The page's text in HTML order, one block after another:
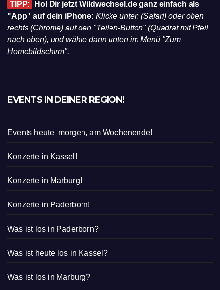
TIPP:
Hol Dir jetzt Wildwechsel.de ganz einfach als
"App" auf dein iPhone: Klicke unten (Safari) oder oben
rechts (Chrome) auf den "Teilen-Button" (Quadrat mit Pfeil
nach oben), und wähle dann unten im Menü "Zum
Homebildschirm".
EVENTS IN DEINER REGION!
Events heute, morgen, am Wochenende!
Konzerte in Kassel!
Konzerte in Marburg!
Konzerte in Paderborn!
Was ist los in Paderborn?
Was ist heute los in Kassel?
Was ist los in Marburg?